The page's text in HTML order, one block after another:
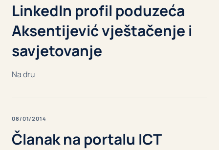
LinkedIn profil poduzeća
Aksentijević vještačenje i
savjetovanje
Na dru
08/01/2014
Članak na portalu ICT